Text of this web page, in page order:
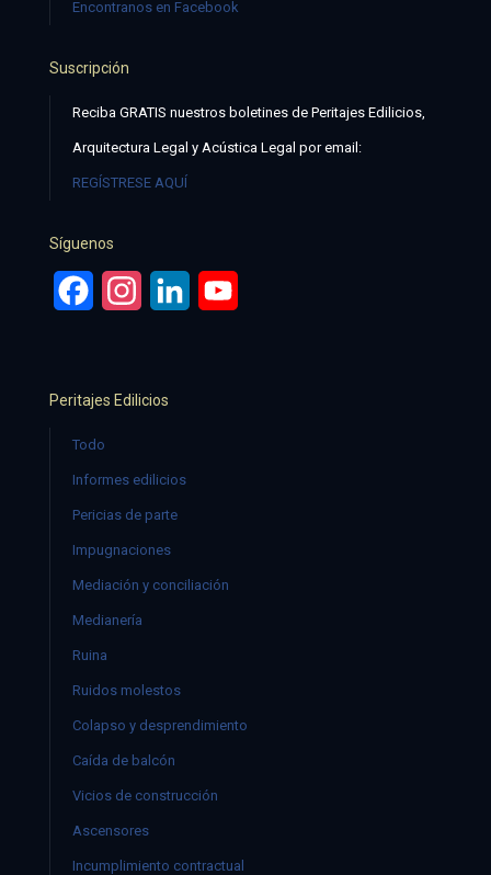
Encontranos en Facebook
Suscripción
Reciba GRATIS nuestros boletines de Peritajes Edilicios,
Arquitectura Legal y Acústica Legal por email:
REGÍSTRESE AQUÍ
Síguenos
FacebookInstagramLinkedIn
Peritajes Edilicios
Todo
Informes edilicios
Pericias de parte
Impugnaciones
Mediación y conciliación
Medianería
Ruina
Ruidos molestos
Colapso y desprendimiento
Caída de balcón
Vicios de construcción
Ascensores
Incumplimiento contractual